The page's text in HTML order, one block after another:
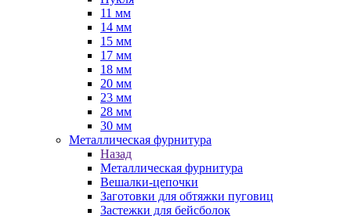
11 мм
14 мм
15 мм
17 мм
18 мм
20 мм
23 мм
28 мм
30 мм
Металлическая фурнитура
Назад
Металлическая фурнитура
Вешалки-цепочки
Заготовки для обтяжки пуговиц
Застежки для бейсболок